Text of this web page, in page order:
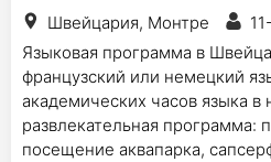
Швейцария, Монтре
Языковая программа в
французский или немецкий
академических часов языка
развлекательная программа:
посещение аквапарка,